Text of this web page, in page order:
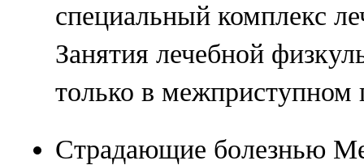
специальный комплекс
Занятия лечебной
только в межприступном
Страдающие болезнью